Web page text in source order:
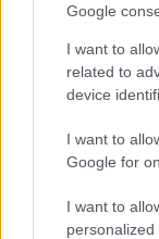
Google
I want to
related to
device
I want to
Google for
I want to
personalized
Calendario
appuntamenti
PIÙ LETTI